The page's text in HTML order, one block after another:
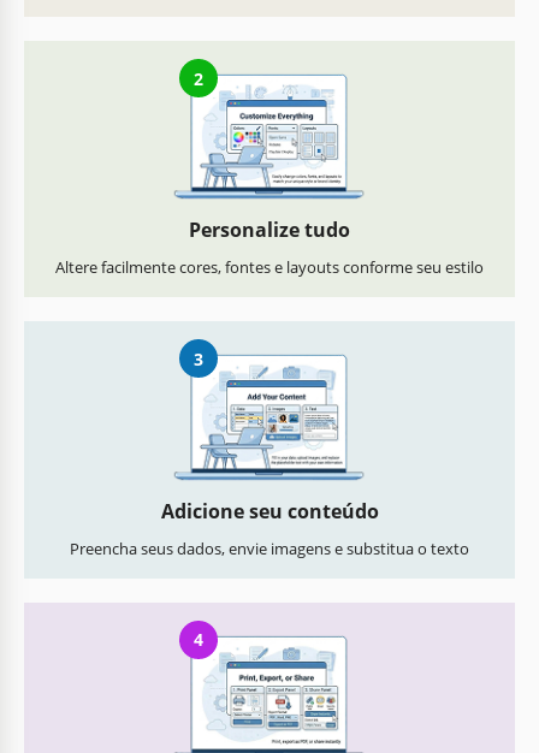
2
Personalize tudo
Altere facilmente cores, fontes e layouts conforme seu estilo
3
Adicione seu conteúdo
Preencha seus dados, envie imagens e substitua o texto
4